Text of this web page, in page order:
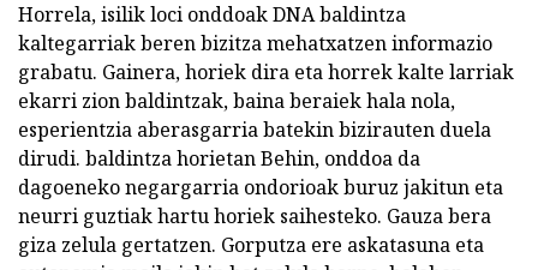
Horrela, isilik loci onddoak DNA baldintza
kaltegarriak beren bizitza mehatxatzen informazio
grabatu. Gainera, horiek dira eta horrek kalte larriak
ekarri zion baldintzak, baina beraiek hala nola,
esperientzia aberasgarria batekin bizirauten duela
dirudi. baldintza horietan Behin, onddoa da
dagoeneko negargarria ondorioak buruz jakitun eta
neurri guztiak hartu horiek saihesteko. Gauza bera
giza zelula gertatzen. Gorputza ere askatasuna eta